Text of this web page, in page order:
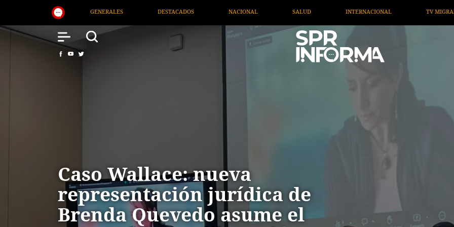
DESTACADOS NACIONAL SALUD INTERNACIONAL TV MIGRANTE INFORMA OPINIÓN
Caso Wallace: nueva
representación jurídica de
Brenda Quevedo asume el